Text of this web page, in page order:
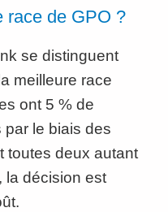
race de GPO ?
se distinguent
meilleure race
ont 5 % de
par le biais des
toutes deux autant
la décision est